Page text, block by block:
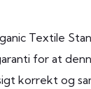
Textile
for at
korrekt og